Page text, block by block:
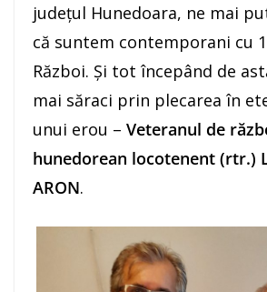
județul Hunedoara, ne mai
că suntem contemporani cu
Război. Și tot începând de
mai săraci prin plecarea în
unui erou – Veteranul de
hunedorean locotenent (rtr.)
ARON.